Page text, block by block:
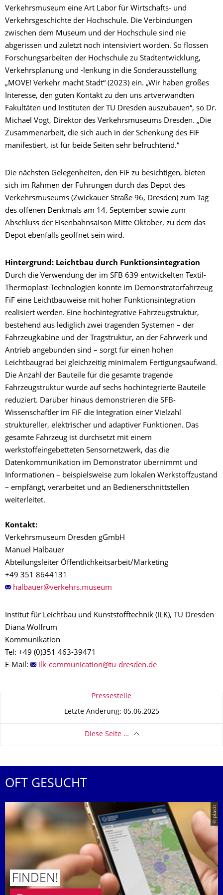
Verkehrsmuseum eine Art Labor für Wirtschafts- und
Verkehrsgeschichte der Hochschule. Die Verbindungen
zwischen dem Museum und der Hochschule sind nie
abgerissen und zuletzt noch intensiviert worden. So flossen
Forschungsarbeiten der Hochschule zu Stadtentwicklung,
Verkehrsplanung und -lenkung in die Sonderausstellung
„MOVE! Verkehr macht Stadt“ (2023) ein. „Wir haben großes
Interesse, den guten Kontakt zu den uns artverwandten
Fakultäten und Instituten der TU Dresden auszubauen“, so Dr.
Michael Vogt, Direktor des Verkehrsmuseums Dresden. „Die
Zusammenarbeit, die sich auch in der Schenkung des FiF
manifestiert, ist für beide Seiten sehr befruchtend.“
Die nächsten Gelegenheiten, den FiF zu besichtigen, bieten
sich im Rahmen der Führungen durch das Depot des
Verkehrsmuseums (Zwickauer Straße 96, Dresden) zum Tag
des offenen Denkmals am 14. September sowie zum
Abschluss der Eisenbahnsaison Mitte Oktober, zu dem das
Depot ebenfalls geöffnet sein wird.
Hintergrund: Leichtbau durch Funktionsintegration
Durch die Verwendung der im SFB 639 entwickelten Textil-
Thermoplast-Technologien konnte im Demonstratorfahrzeug
FiF eine Leichtbauweise mit hoher Funktionsintegration
realisiert werden. Eine hochintegrative Fahrzeugstruktur,
bestehend aus lediglich zwei tragenden Systemen – der
Fahrzeugkabine und der Tragstruktur, an der Fahrwerk und
Antrieb angebunden sind – sorgt für einen hohen
Leichtbaugrad bei gleichzeitig minimalem Fertigungsaufwand.
Die Anzahl der Bauteile für die gesamte tragende
Fahrzeugstruktur wurde auf sechs hochintegrierte Bauteile
reduziert. Darüber hinaus demonstrieren die SFB-
Wissenschaftler im FiF die Integration einer Vielzahl
struktureller, elektrischer und adaptiver Funktionen. Das
gesamte Fahrzeug ist durchsetzt mit einem
werkstoffeingebetteten Sensornetzwerk, das die
Datenkommunikation im Demonstrator übernimmt und
Informationen – beispielsweise zum lokalen Werkstoffzustand
– empfängt, verarbeitet und an Bedienerschnittstellen
weiterleitet.
Kontakt:
Verkehrsmuseum Dresden gGmbH
Manuel Halbauer
Abteilungsleiter Öffentlichkeitsarbeit/Marketing
+49 351 8644131
Institut für Leichtbau und Kunststofftechnik (ILK), TU Dresden
Diana Wolfrum
Kommunikation
Tel: +49 (0)351 463-39471
E-Mail:
Zu dieser Seite Pressestelle
Letzte Änderung: 05.06.2025
Diese Seite …
OFT GESUCHT
© placit
FINDEN!